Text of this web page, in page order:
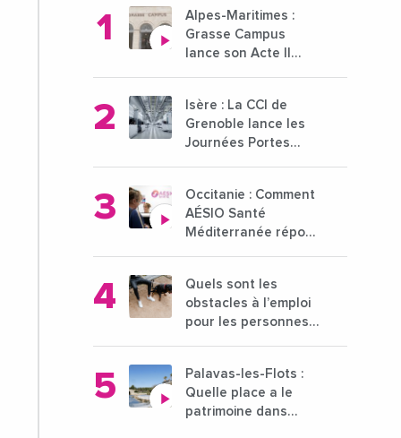
Alpes-Maritimes :
Grasse Campus
lance son Acte II
pour l'enseignement
supérieur
Isère : La CCI de
Grenoble lance les
Journées Portes
21 octobre 2024
Occitanie : Comment
AÉSIO Santé
Méditerranée répond
médicaux ?
Quels sont les
obstacles à l’emploi
pour les personnes
Palavas-les-Flots :
Quelle place a le
patrimoine dans